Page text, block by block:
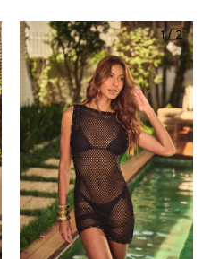
1/ 2